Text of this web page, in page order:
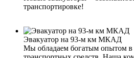
транспортировке!
Эвакуатор на 93-м км МКАД
Мы обладаем богатым опытом в